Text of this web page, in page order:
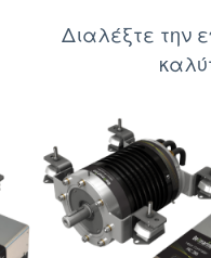
Διαλέξτε την